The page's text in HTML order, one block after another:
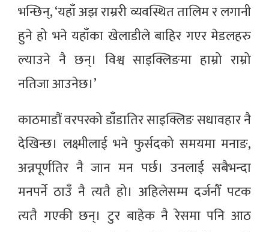
भन्छिन्, ‘यहाँ अझ राम्ररी व्यवस्थित तालिम र लगानी
हुने हो भने यहाँका खेलाडीले बाहिर गएर मेडलहरु
ल्याउने नै छन्। विश्व साइक्लिङमा हाम्रो राम्रो
नतिजा आउनेछ।’
काठमाडौं वरपरको डाँडातिर साइक्लिङ सधावहार नै
देखिन्छ। लक्ष्मीलाई भने फुर्सदको समयमा मनाङ,
अन्नपूर्णतिर नै जान मन पर्छ। उनलाई सबैभन्दा
मनपर्ने ठाउँ नै त्यतै हो। अहिलेसम्म दर्जनौँ पटक
त्यतै गएकी छन्। टुर बाहेक नै रेसमा पनि आठ